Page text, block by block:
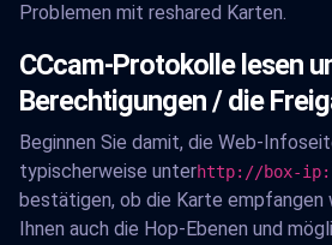
Problemen mit reshared Karten.
CCcam-Protokolle lesen
Berechtigungen / die
Beginnen Sie damit, die Web-
typischerweise unterhttp://box-
bestätigen, ob die Karte empfangen
Ihnen auch die Hop-Ebenen und